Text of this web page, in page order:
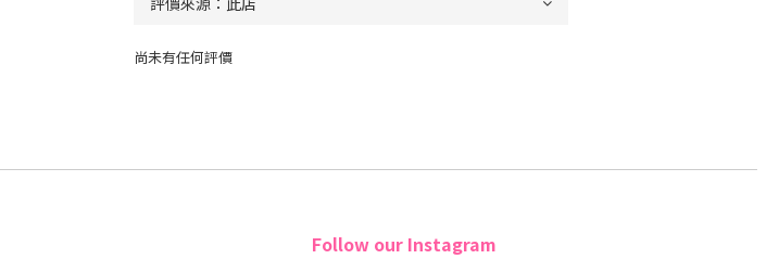
尚未有任何評價
Follow our Instagram